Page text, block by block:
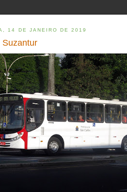
14 DE JANEIRO DE 2019
Suzantur